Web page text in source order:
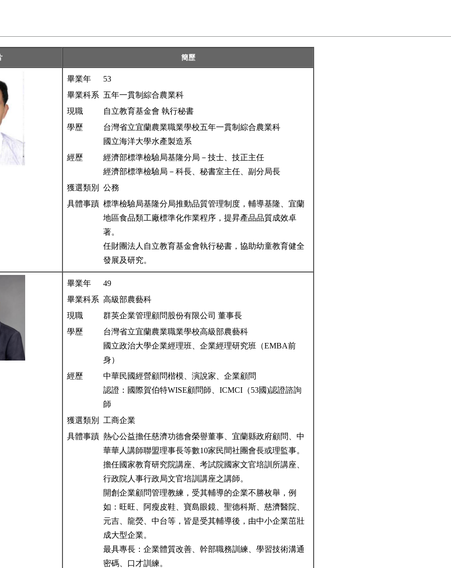
簡歷
畢業年
53
畢業科系 五年一貫制綜合農業科
現職
自立教育基金會 執行秘書
學歷
台灣省立宜蘭農業職業學校五年一貫制綜合農業科
國立海洋大學水產製造系
經歷
經濟部標準檢驗局基隆分局－技士、技正主任
經濟部標準檢驗局－科長、秘書室主任、副分局長
獲選類別
公務
具體事蹟 標準檢驗局基隆分局推動品質管理制度，輔導基隆、宜蘭
地區食品類工廠標準化作業程序，提昇產品品質成效卓
著。
任財團法人自立教育基金會執行秘書，協助幼童教育健全
發展及研究。
畢業年
49
畢業科系 高級部農藝科
現職
群英企業管理顧問股份有限公司 董事長
學歷
台灣省立宜蘭農業職業學校高級部農藝科
國立政治大學企業經理班、企業經理研究班（EMBA前
身）
經歷
中華民國經營顧問楷模、演說家、企業顧問
認證：國際賀伯特WISE顧問師、ICMCI（53國)認證諮詢
師
獲選類別
工商企業
具體事蹟 熱心公益擔任慈濟功德會榮譽董事、宜蘭縣政府顧問、中
華華人講師聯盟理事長等數10家民間社團會長或理監事。
擔任國家教育研究院講座、考試院國家文官培訓所講座、
行政院人事行政局文官培訓講座之講師。
開創企業顧問管理教練，受其輔導的企業不勝枚舉，例
如：旺旺、阿瘦皮鞋、寶島眼鏡、聖德科斯、慈濟醫院、
元吉、龍熒、中台等，皆是受其輔導後，由中小企業茁壯
成大型企業。
最具專長：企業體質改善、幹部職務訓練、學習技術溝通
密碼、口才訓練。